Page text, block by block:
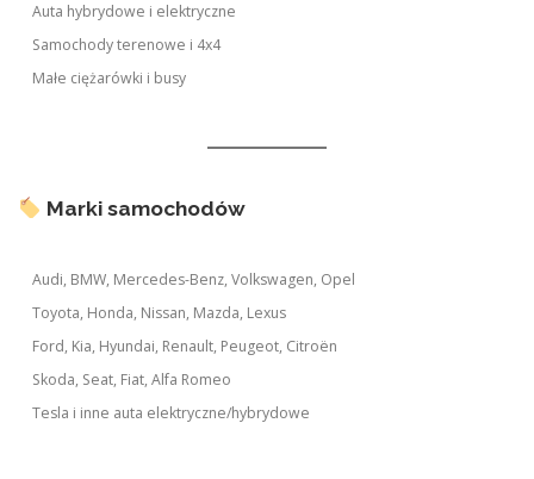
Auta hybrydowe i elektryczne
Samochody terenowe i 4x4
Małe ciężarówki i busy
Marki samochodów
Audi, BMW, Mercedes-Benz, Volkswagen, Opel
Toyota, Honda, Nissan, Mazda, Lexus
Ford, Kia, Hyundai, Renault, Peugeot, Citroën
Skoda, Seat, Fiat, Alfa Romeo
Tesla i inne auta elektryczne/hybrydowe